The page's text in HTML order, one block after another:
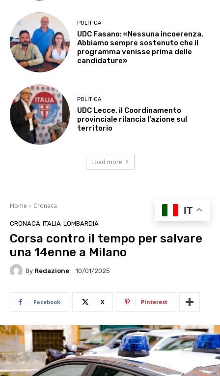
POLITICA
UDC Fasano: «Nessuna incoerenza.
Abbiamo sempre sostenuto che il
programma venisse prima delle
candidature»
POLITICA
UDC Lecce, il Coordinamento
provinciale rilancia l’azione sul
territorio
Load more